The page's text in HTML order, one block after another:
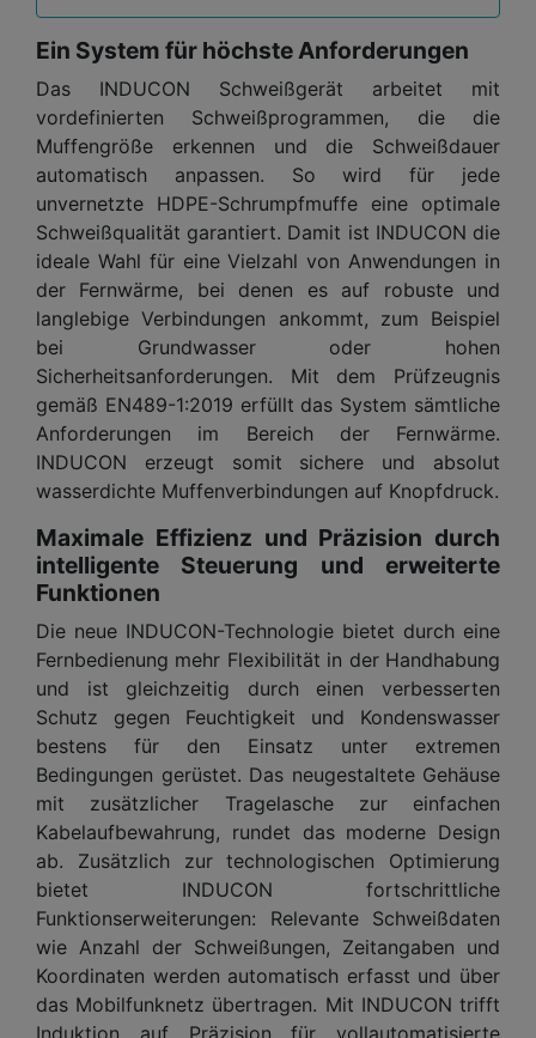
Ein System für höchste Anforderungen
Das INDUCON Schweißgerät arbeitet mit
vordefinierten Schweißprogrammen, die die
Muffengröße erkennen und die Schweißdauer
automatisch anpassen. So wird für jede
unvernetzte HDPE-Schrumpfmuffe eine optimale
Schweißqualität garantiert. Damit ist INDUCON die
ideale Wahl für eine Vielzahl von Anwendungen in
der Fernwärme, bei denen es auf robuste und
langlebige Verbindungen ankommt, zum Beispiel
bei Grundwasser oder hohen
Sicherheitsanforderungen. Mit dem Prüfzeugnis
gemäß EN489-1:2019 erfüllt das System sämtliche
Anforderungen im Bereich der Fernwärme.
INDUCON erzeugt somit sichere und absolut
wasserdichte Muffenverbindungen auf Knopfdruck.
Maximale Effizienz und Präzision durch
intelligente Steuerung und erweiterte
Funktionen
Die neue INDUCON-Technologie bietet durch eine
Fernbedienung mehr Flexibilität in der Handhabung
und ist gleichzeitig durch einen verbesserten
Schutz gegen Feuchtigkeit und Kondenswasser
bestens für den Einsatz unter extremen
Bedingungen gerüstet. Das neugestaltete Gehäuse
mit zusätzlicher Tragelasche zur einfachen
Kabelaufbewahrung, rundet das moderne Design
ab. Zusätzlich zur technologischen Optimierung
bietet INDUCON fortschrittliche
Funktionserweiterungen: Relevante Schweißdaten
wie Anzahl der Schweißungen, Zeitangaben und
Koordinaten werden automatisch erfasst und über
das Mobilfunknetz übertragen. Mit INDUCON trifft